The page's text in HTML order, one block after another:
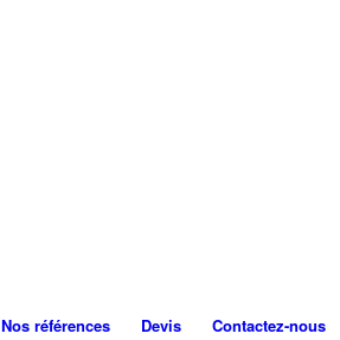
Nos références Devis Contactez-nous